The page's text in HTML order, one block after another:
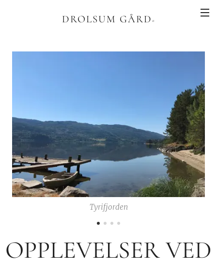
DROLSUM GÅRD ®
Tyrifjorden
OPPLEVELSER VED